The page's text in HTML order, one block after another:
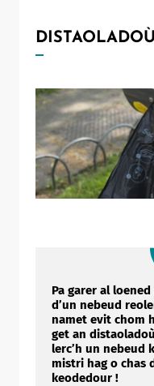
Pa garer al
d’un nebeud
namet evit chom
get an
lerc’h un nebeud
mistri hag o chas
keodedour !